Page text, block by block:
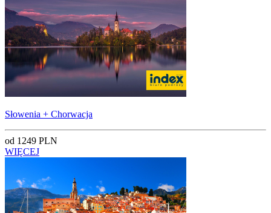
Słowenia + Chorwacja
od 1249 PLN
WIĘCEJ